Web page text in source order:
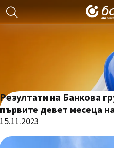
Резултати на Банкова
първите девет месеца
15.11.2023